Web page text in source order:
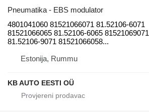
Pneumatika - EBS modulator
4801041060 81521066071 81.52106-6071
81521066065 81.52106-6065 81521069071
81.52106-9071 81521066058...
Estonija, Rummu
KB AUTO EESTI OÜ